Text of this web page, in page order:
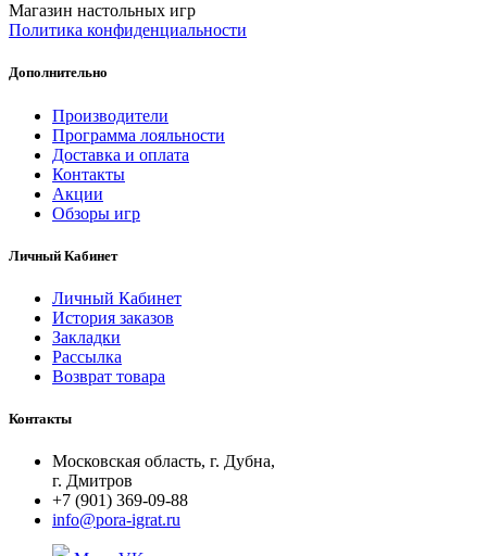
Магазин настольных игр
Политика конфиденциальности
Дополнительно
Производители
Программа лояльности
Доставка и оплата
Контакты
Акции
Обзоры игр
Личный Кабинет
Личный Кабинет
История заказов
Закладки
Рассылка
Возврат товара
Контакты
Московская область, г. Дубна,
г. Дмитров
+7 (901) 369-09-88
info@pora-igrat.ru